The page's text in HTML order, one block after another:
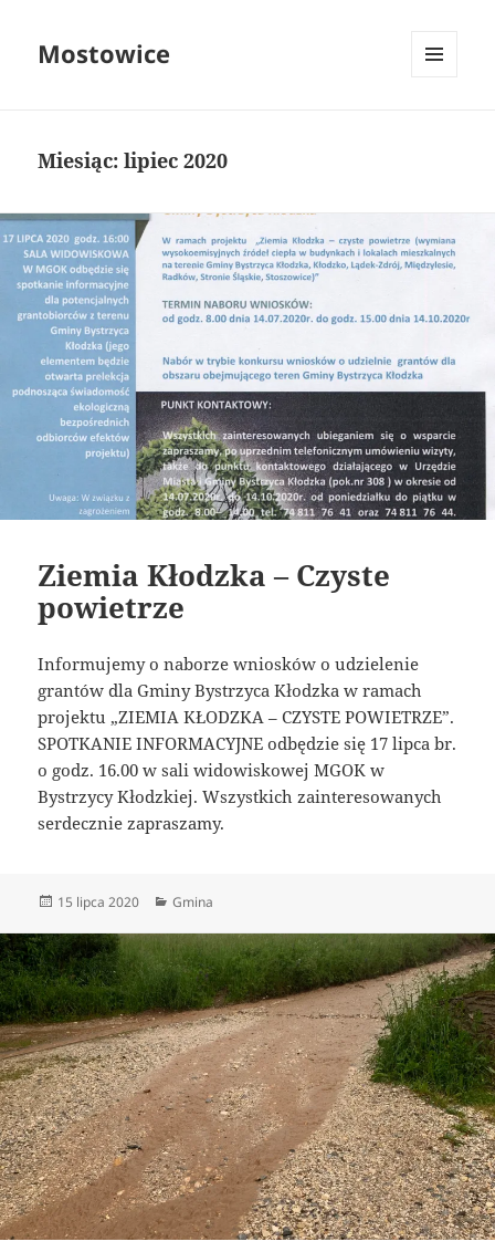
Mostowice
Miesiąc:lipiec 2020
Ziemia Kłodzka – Czyste
powietrze
Informujemy o naborze wniosków o udzielenie
grantów dla Gminy Bystrzyca Kłodzka w ramach
projektu „ZIEMIA KŁODZKA – CZYSTE POWIETRZE”.
SPOTKANIE INFORMACYJNE odbędzie się 17 lipca br.
o godz. 16.00 w sali widowiskowej MGOK w
Bystrzycy Kłodzkiej. Wszystkich zainteresowanych
serdecznie zapraszamy.
Data
15 lipca 2020 Kategorie
Gmina